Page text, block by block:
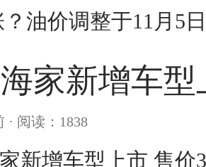
家新增车型
· 阅读：1838